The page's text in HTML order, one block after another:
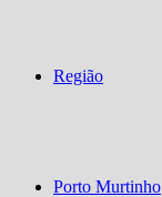
Região
Porto Murtinho